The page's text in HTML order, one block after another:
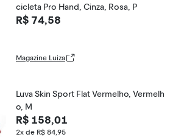
cicleta Pro Hand, Cinza, Rosa, P
R$ 74,58
Magazine Luiza
Luva Skin Sport Flat Vermelho, Vermelh
o, M
R$ 158,01
2x de R$ 84,95